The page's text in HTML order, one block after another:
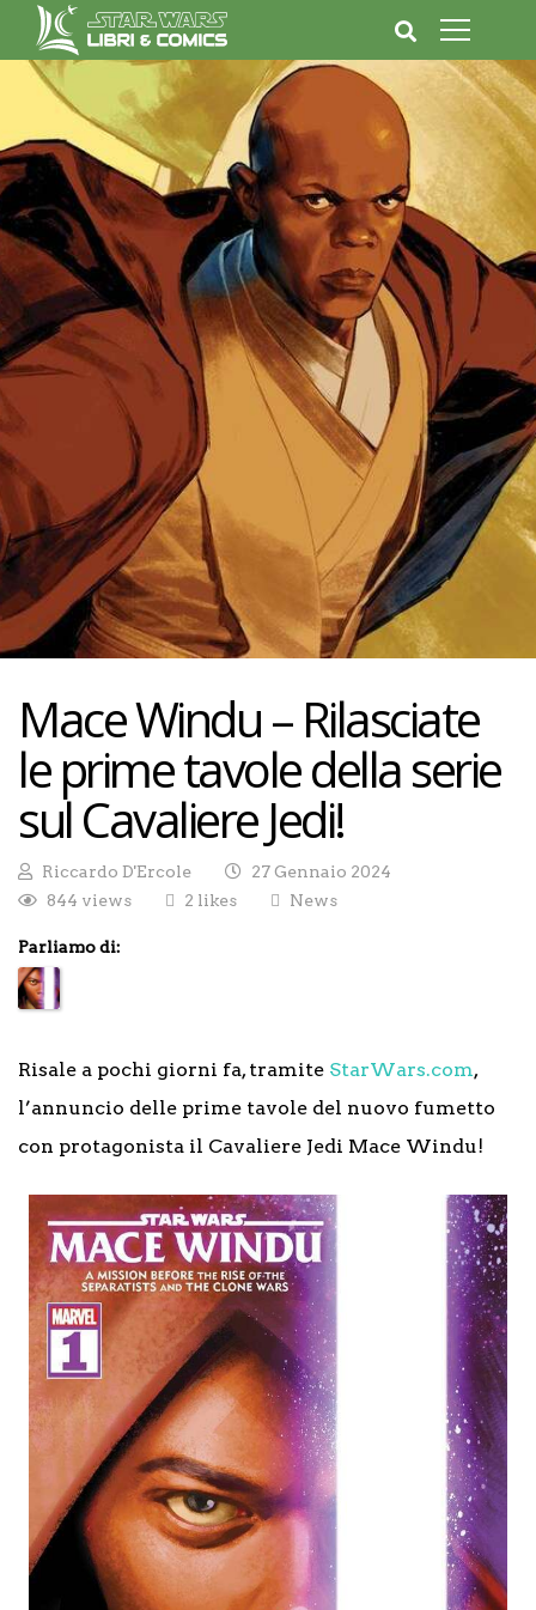
Mace Windu – Rilasciate
le prime tavole della serie
sul Cavaliere Jedi!
Riccardo D'Ercole
27 Gennaio 2024
844 views
2 likes News
Parliamo di:
Risale a pochi giorni fa, tramite StarWars.com,
l’annuncio delle prime tavole del nuovo fumetto
con protagonista il Cavaliere Jedi Mace Windu!